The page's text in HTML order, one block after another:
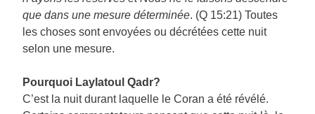
que dans une mesure déterminée. (Q 15:21) Toutes
les choses sont envoyées ou décrétées cette nuit
selon une mesure.
Pourquoi Laylatoul Qadr?
C’est la nuit durant laquelle le Coran a été révélé.